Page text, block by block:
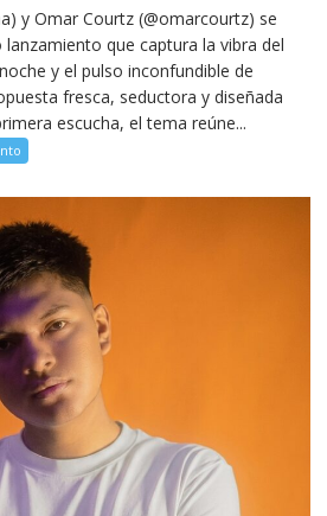
y Omar Courtz (@omarcourtz) se
lanzamiento que captura la vibra del
y el pulso inconfundible de
fresca, seductora y diseñada
escucha, el tema reúne...